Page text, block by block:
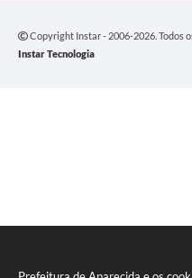
Copyright Instar - 2006-2026. Todos
Instar Tecnologia